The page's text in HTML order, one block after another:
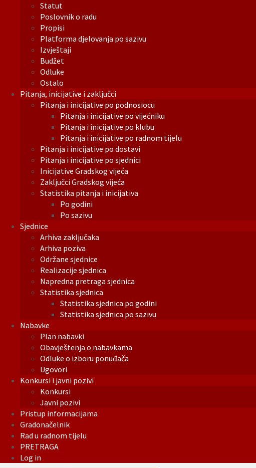
Statut
Poslovnik o radu
Propisi
Platforma djelovanja po sazivu
Izvještaji
Budžet
Odluke
Ostalo
Pitanja, inicijative i zaključci
Pitanja i inicijative po podnosiocu
Pitanja i inicijative po vijećniku
Pitanja i inicijative po klubu
Pitanja i inicijative po radnom tijelu
Pitanja i inicijative po dostavi
Pitanja i inicijative po sjednici
Inicijative Gradskog vijeća
Zaključci Gradskog vijeća
Statistika pitanja i inicijativa
Po godini
Po sazivu
Sjednice
Arhiva zaključaka
Arhiva poziva
Održane sjednice
Realizacije sjednica
Napredna pretraga sjednica
Statistika sjednica
Statistika sjednica po godini
Statistika sjednica po sazivu
Nabavke
Plan nabavki
Obavještenja o nabavkama
Odluke o izboru ponuđača
Ugovori
Konkursi i javni pozivi
Konkursi
Javni pozivi
Pristup informacijama
Gradonačelnik
Rad u radnom tijelu
PRETRAGA
Log in